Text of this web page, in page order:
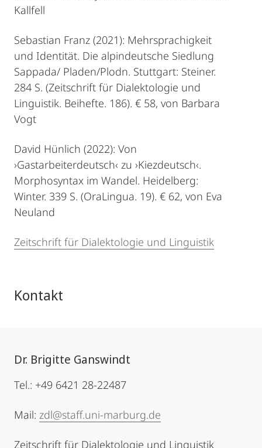
Kallfell
Sebastian Franz (2021): Mehrsprachigkeit
und Identität. Die alpindeutsche Siedlung
Sappada/ Pladen/Plodn. Stuttgart: Steiner.
284 S. (Zeitschrift für Dialektologie und
Linguistik. Beihefte. 186). € 58, von Barbara
Vogt
David Hünlich (2022): Von
›Gastarbeiterdeutsch‹ zu ›Kiezdeutsch‹.
Morphosyntax im Wandel. Heidelberg:
Winter. 339 S. (OraLingua. 19). € 62, von Eva
Neuland
Zeitschrift für Dialektologie und Linguistik
Kontakt
Dr. Brigitte Ganswindt
Tel.: +49 6421 28-22487
Mail: zdl@staff.uni-marburg.de
Zeitschrift für Dialektologie und Linguistik